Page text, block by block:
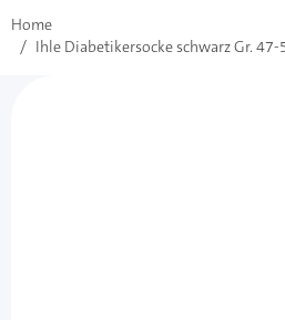
Home
/ Ihle Diabetikersocke schwarz Gr.